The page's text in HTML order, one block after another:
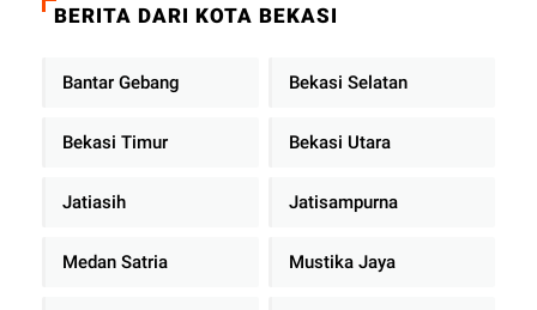
BERITA DARI KOTA BEKASI
Bantar Gebang Bekasi Selatan
Bekasi Timur Bekasi Utara
Jatiasih Jatisampurna
Medan Satria Mustika Jaya